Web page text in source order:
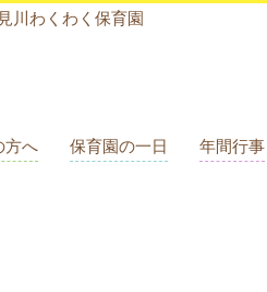
川わくわく保育園
方へ 保育園の一日
年間行事